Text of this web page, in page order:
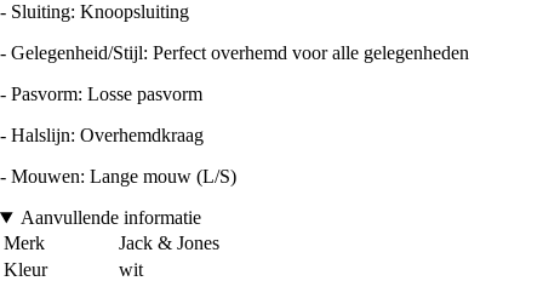
- Sluiting: Knoopsluiting
- Gelegenheid/Stijl: Perfect overhemd voor alle gelegenheden
- Pasvorm: Losse pasvorm
- Halslijn: Overhemdkraag
- Mouwen: Lange mouw (L/S)
Aanvullende informatie
Merk
Jack & Jones
Kleur
wit